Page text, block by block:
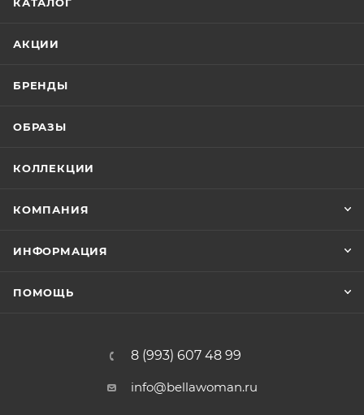
АКЦИИ
БРЕНДЫ
ОБРАЗЫ
КОЛЛЕКЦИИ
КОМПАНИЯ
ИНФОРМАЦИЯ
ПОМОЩЬ
8 (993) 607 48 99
info@bellawoman.ru